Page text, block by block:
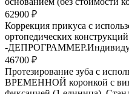
62900 ₽
Коррекция прикуса с
ортопедических конструкций
-
46700 ₽
Протезирование зуба с
ВРЕМЕННОЙ коронкой с